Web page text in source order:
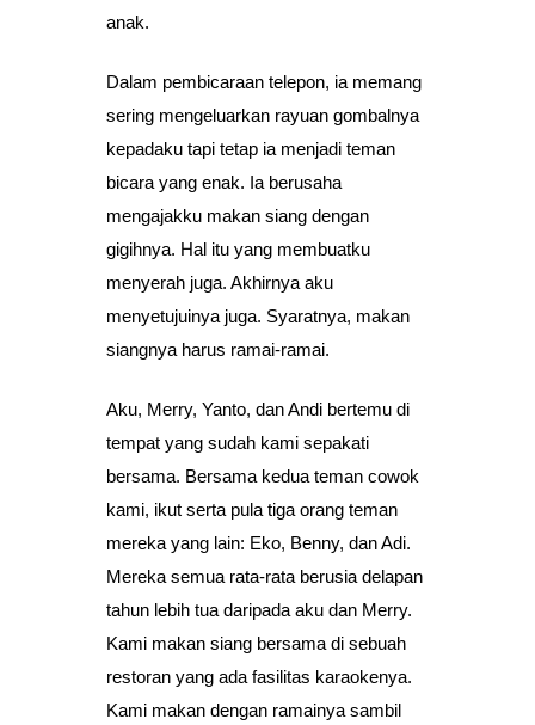
anak.
Dalam pembicaraan telepon, ia memang
sering mengeluarkan rayuan gombalnya
kepadaku tapi tetap ia menjadi teman
bicara yang enak. Ia berusaha
mengajakku makan siang dengan
gigihnya. Hal itu yang membuatku
menyerah juga. Akhirnya aku
menyetujuinya juga. Syaratnya, makan
siangnya harus ramai-ramai.
Aku, Merry, Yanto, dan Andi bertemu di
tempat yang sudah kami sepakati
bersama. Bersama kedua teman cowok
kami, ikut serta pula tiga orang teman
mereka yang lain: Eko, Benny, dan Adi.
Mereka semua rata-rata berusia delapan
tahun lebih tua daripada aku dan Merry.
Kami makan siang bersama di sebuah
restoran yang ada fasilitas karaokenya.
Kami makan dengan ramainya sambil